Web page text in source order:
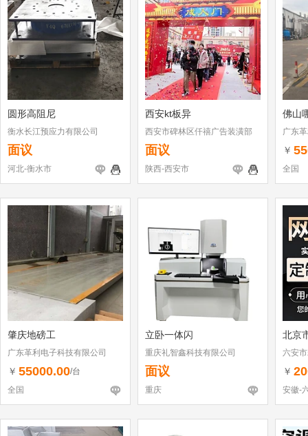
圆形高阻尼
衡水长江预应力有限公司
面议
河北-衡水市
西安kt板异
西安市碑林区仟禧广告装潢部
面议
陕西-西安市
佛山
广东
￥
全国
肇庆地磅工
广东革利电子科技有限公司
￥ 55000.00/台
全国
立卧一体闪
重庆礼智鑫科技有限公司
面议
重庆
北京
六安
￥
安徽-